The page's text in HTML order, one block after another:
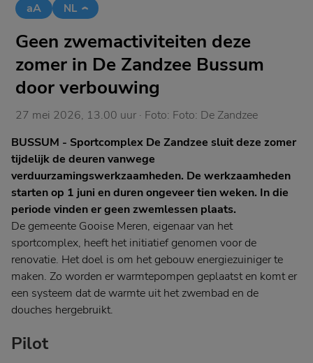
aA NL
Geen zwemactiviteiten deze
zomer in De Zandzee Bussum
door verbouwing
27 mei 2026, 13.00 uur · Foto: Foto: De Zandzee
BUSSUM - Sportcomplex De Zandzee sluit deze zomer
tijdelijk de deuren vanwege
verduurzamingswerkzaamheden. De werkzaamheden
starten op 1 juni en duren ongeveer tien weken. In die
periode vinden er geen zwemlessen plaats.
De gemeente Gooise Meren, eigenaar van het
sportcomplex, heeft het initiatief genomen voor de
renovatie. Het doel is om het gebouw energiezuiniger te
maken. Zo worden er warmtepompen geplaatst en komt er
een systeem dat de warmte uit het zwembad en de
douches hergebruikt.
Pilot